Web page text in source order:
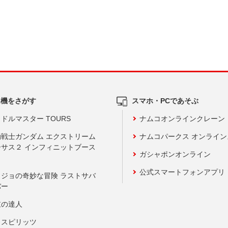
をさがす
ルマスター TOURS
士ガンダム エクストリーム
ス２ インフィニットブース
ョの奇妙な冒険 ラストサバ
達人
ピリッツ
スマホ・PCであそぶ
ナムコオンラインクレーン
ナムコパークス オンライ
ガシャポンオンライン
公式スマートフォンアプリ